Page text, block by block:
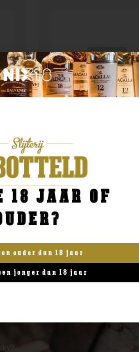
Geen categorie
Enate Gewurztraminer
17,99
BESTELLEN
18 JAAR OF
ouder dan 18 jaar
jonger dan 18 jaar